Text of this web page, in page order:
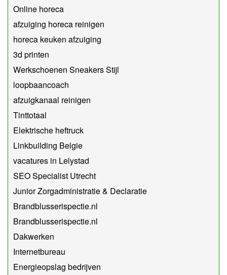
Online horeca
afzuiging horeca reinigen
horeca keuken afzuiging
3d printen
Werkschoenen Sneakers Stijl
loopbaancoach
afzuigkanaal reinigen
Tinttotaal
Elektrische heftruck
Linkbuilding Belgie
vacatures in Lelystad
SEO Specialist Utrecht
Junior Zorgadministratie & Declaratie
Brandblusserispectie.nl
Brandblusserispectie.nl
Dakwerken
Internetbureau
Energieopslag bedrijven